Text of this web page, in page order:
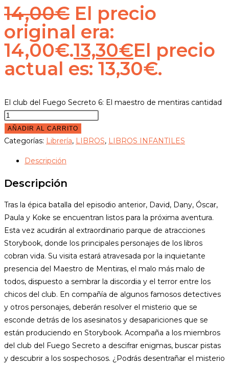
14,00€ El precio
original era:
14,00€.13,30€El precio
actual es: 13,30€.
El club del Fuego Secreto 6: El maestro de mentiras cantidad
AÑADIR AL CARRITO
Categorías: Librería, LIBROS, LIBROS INFANTILES
Descripción
Descripción
Tras la épica batalla del episodio anterior, David, Dany, Óscar,
Paula y Koke se encuentran listos para la próxima aventura.
Esta vez acudirán al extraordinario parque de atracciones
Storybook, donde los principales personajes de los libros
cobran vida. Su visita estará atravesada por la inquietante
presencia del Maestro de Mentiras, el malo más malo de
todos, dispuesto a sembrar la discordia y el terror entre los
chicos del club. En compañía de algunos famosos detectives
y otros personajes, deberán resolver el misterio que se
esconde detrás de los asesinatos y desapariciones que se
están produciendo en Storybook. Acompaña a los miembros
del club del Fuego Secreto a descifrar enigmas, buscar pistas
y descubrir a los sospechosos. ¿Podrás desentrañar el misterio